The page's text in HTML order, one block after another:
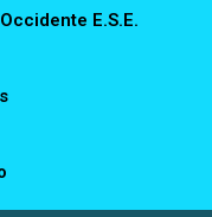
E.S.E.